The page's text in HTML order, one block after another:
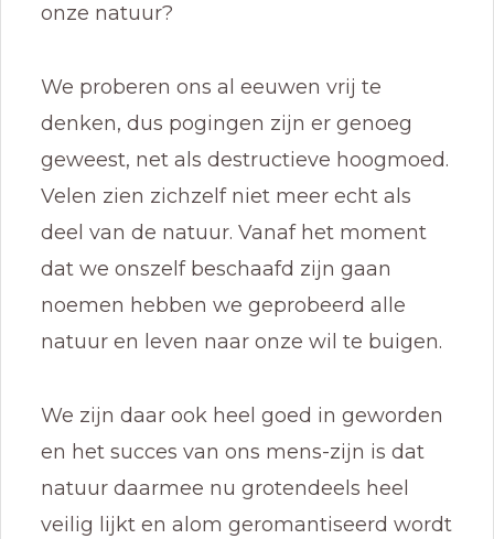
onze natuur?
We proberen ons al eeuwen vrij te
denken, dus pogingen zijn er genoeg
geweest, net als destructieve hoogmoed.
Velen zien zichzelf niet meer echt als
deel van de natuur. Vanaf het moment
dat we onszelf beschaafd zijn gaan
noemen hebben we geprobeerd alle
natuur en leven naar onze wil te buigen.
We zijn daar ook heel goed in geworden
en het succes van ons mens-zijn is dat
natuur daarmee nu grotendeels heel
veilig lijkt en alom geromantiseerd wordt